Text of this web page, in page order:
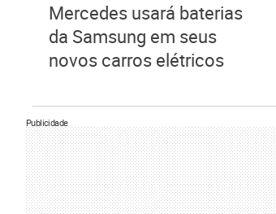
Mercedes usará baterias
da Samsung em seus
novos carros elétricos
Publicidade